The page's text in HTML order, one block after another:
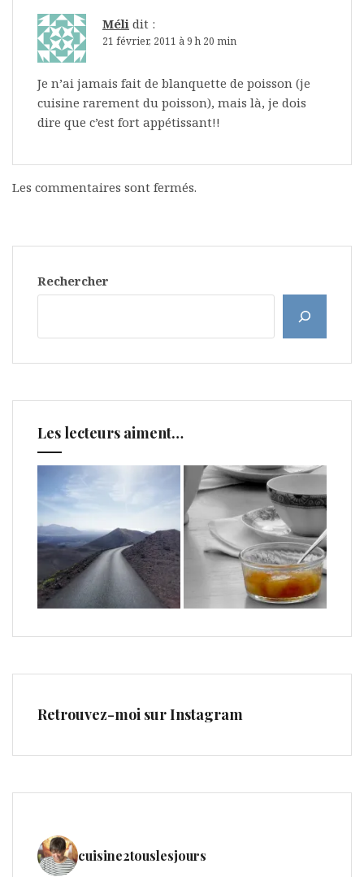
Méli dit :
21 février, 2011 à 9 h 20 min
Je n’ai jamais fait de blanquette de poisson (je
cuisine rarement du poisson), mais là, je dois
dire que c’est fort appétissant!!
Les commentaires sont fermés.
Rechercher
Les lecteurs aiment…
Retrouvez-moi sur Instagram
cuisine2touslesjours